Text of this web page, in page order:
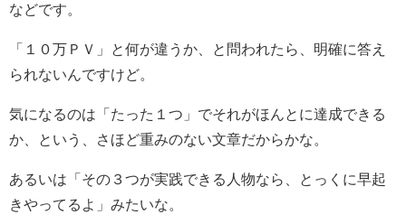
などです。
「１０万ＰＶ」と何が違うか、と問われたら、明確に答え
られないんですけど。
気になるのは「たった１つ」でそれがほんとに達成できる
か、という、さほど重みのない文章だからかな。
あるいは「その３つが実践できる人物なら、とっくに早起
きやってるよ」みたいな。